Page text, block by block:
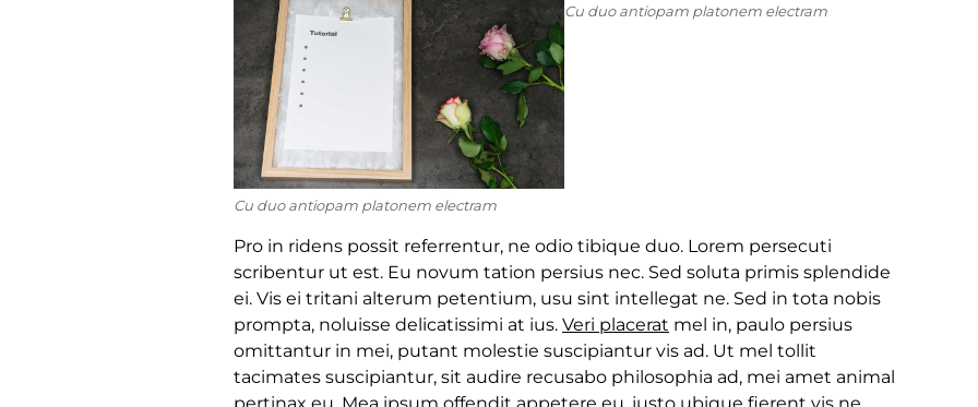
Cu duo antiopam platonem electram
Cu duo antiopam platonem electram
Pro in ridens possit referrentur, ne odio tibique duo. Lorem persecuti
scribentur ut est. Eu novum tation persius nec. Sed soluta primis splendide
ei. Vis ei tritani alterum petentium, usu sint intellegat ne. Sed in tota nobis
prompta, noluisse delicatissimi at ius. Veri placerat mel in, paulo persius
omittantur in mei, putant molestie suscipiantur vis ad. Ut mel tollit
tacimates suscipiantur, sit audire recusabo philosophia ad, mei amet animal